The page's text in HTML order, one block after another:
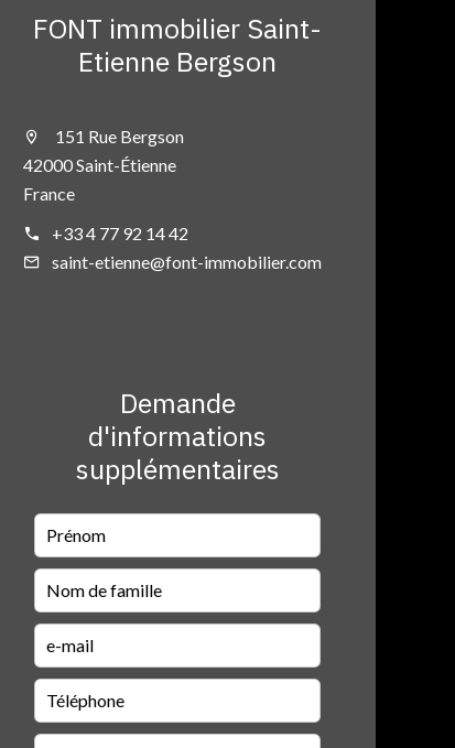
FONT immobilier Saint-
Etienne Bergson
151 Rue Bergson
42000 Saint-Étienne
France
+33 4 77 92 14 42
saint-etienne@font-immobilier.com
Demande
d'informations
supplémentaires